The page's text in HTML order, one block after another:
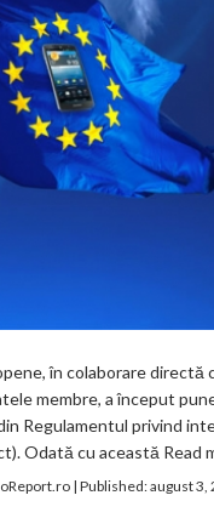
în colaborare directă
membre, a început
Regulamentul privind
Odată cu această Read
| Published:august 3,